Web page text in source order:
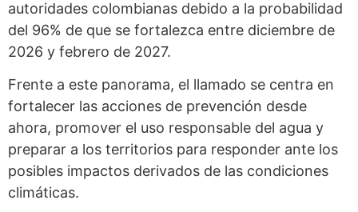
autoridades colombianas debido a la probabilidad
del 96% de que se fortalezca entre diciembre de
2026 y febrero de 2027.
Frente a este panorama, el llamado se centra en
fortalecer las acciones de prevención desde
ahora, promover el uso responsable del agua y
preparar a los territorios para responder ante los
posibles impactos derivados de las condiciones
climáticas.